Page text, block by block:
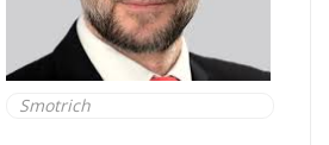
Smotrich